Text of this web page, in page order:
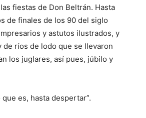
fiestas de Don Beltrán. Hasta
de finales de los 90 del siglo
y astutos ilustrados, y
ríos de lodo que se llevaron
los juglares, así pues, júbilo y
es, hasta despertar”.